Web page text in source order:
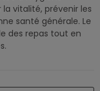
vitalité, prévenir les
santé générale. Le
des repas tout en